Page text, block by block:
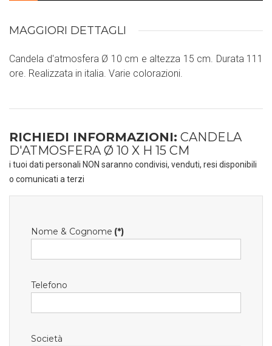
MAGGIORI DETTAGLI
Candela d'atmosfera Ø 10 cm e altezza 15 cm. Durata 111
ore. Realizzata in italia. Varie colorazioni.
RICHIEDI INFORMAZIONI: CANDELA
D'ATMOSFERA Ø 10 X H 15 CM
i tuoi dati personali NON saranno condivisi, venduti, resi disponibili
o comunicati a terzi
Nome & Cognome (*)
Telefono
Società